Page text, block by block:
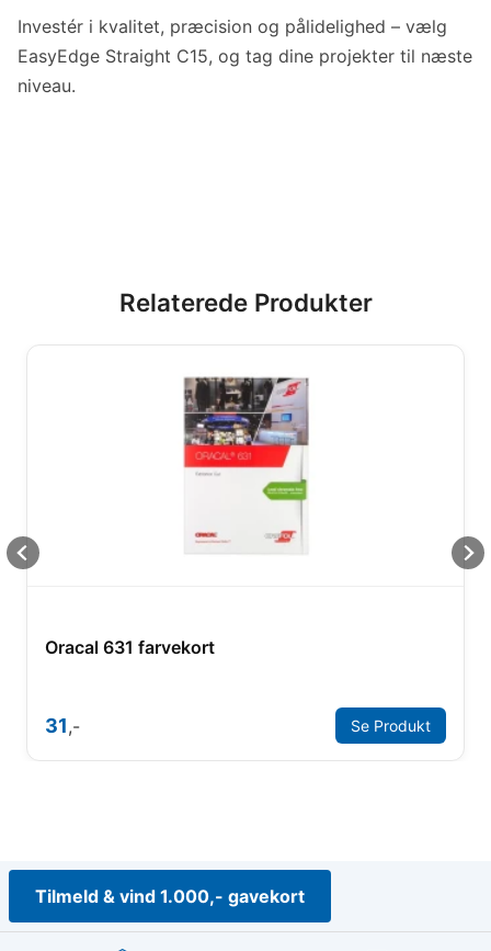
Investér i kvalitet, præcision og pålidelighed – vælg
EasyEdge Straight C15, og tag dine projekter til næste
niveau.
Relaterede Produkter
Oracal 631 farvekort
31,- Se Produkt
Tilmeld & vind 1.000,- gavekort